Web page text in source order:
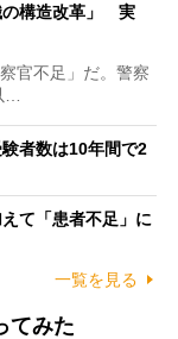
の構造改革」 実
官不足」だ。警察
者数は10年間で2
て「患者不足」に
一覧を見る
てみた